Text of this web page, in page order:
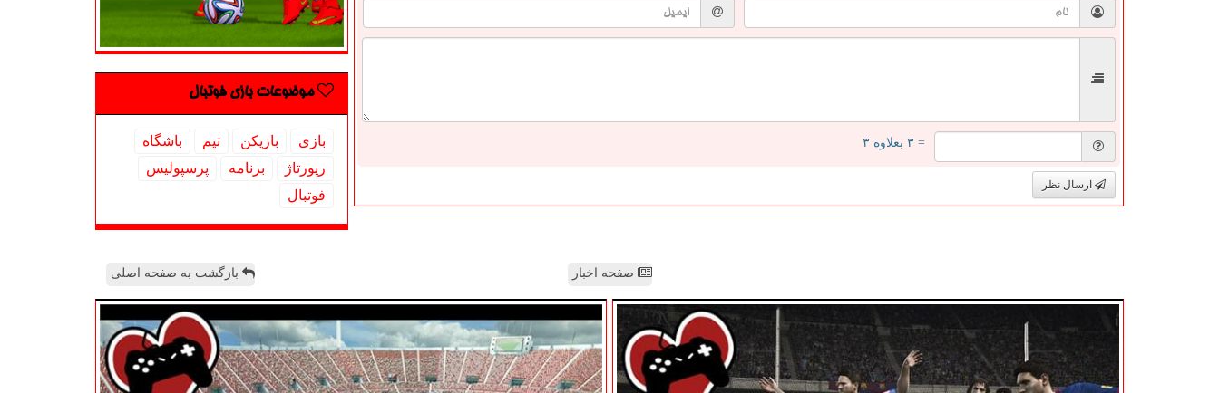
= ۳ بعلاوه ۳
ارسال نظر
موضوعات بازی فوتبال
بازی بازیكن تیم
باشگاه
رپورتاژ
برنامه
پرسپولیس
فوتبال
صفحه اخبار بازگشت به صفحه اصلی